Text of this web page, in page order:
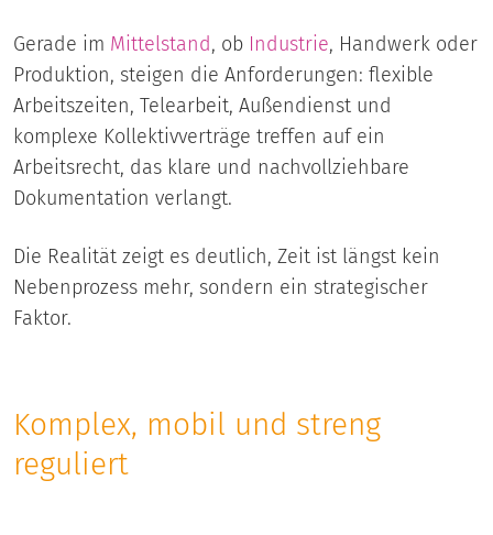
Gerade im Mittelstand, ob Industrie, Handwerk oder
Produktion, steigen die Anforderungen: flexible
Arbeitszeiten, Telearbeit, Außendienst und
komplexe Kollektivverträge treffen auf ein
Arbeitsrecht, das klare und nachvollziehbare
Dokumentation verlangt.
Die Realität zeigt es deutlich, Zeit ist längst kein
Nebenprozess mehr, sondern ein strategischer
Faktor.
Komplex, mobil und streng
reguliert